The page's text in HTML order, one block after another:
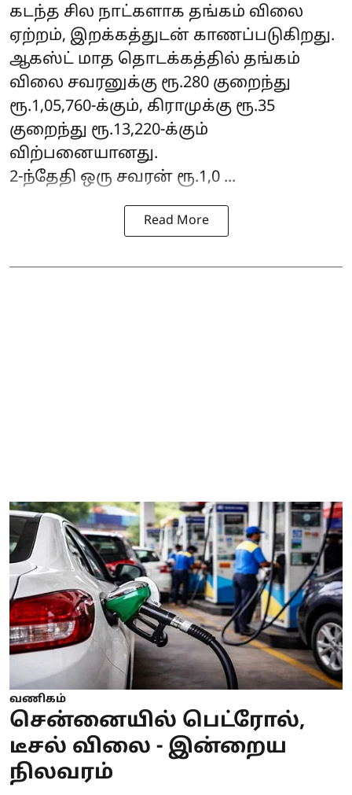
கடந்த சில நாட்களாக தங்கம் விலை
ஏற்றம், இறக்கத்துடன் காணப்படுகிறது.
ஆகஸ்ட் மாத தொடக்கத்தில் தங்கம்
விலை சவரனுக்கு ரூ.280 குறைந்து
ரூ.1,05,760-க்கும், கிராமுக்கு ரூ.35
குறைந்து ரூ.13,220-க்கும்
விற்பனையானது.
2-ந்தேதி ஒரு சவரன் ரூ.1,0 ...
Read More
வணிகம்
சென்னையில் பெட்ரோல்,
டீசல் விலை - இன்றைய
நிலவரம்